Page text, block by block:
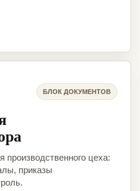
БЛОК ДОКУМЕНТОВ
цеха:
приказы